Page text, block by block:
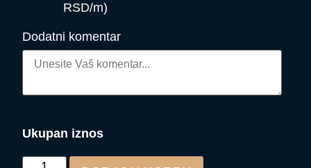
RSD/m)
Dodatni komentar
Ukupan iznos